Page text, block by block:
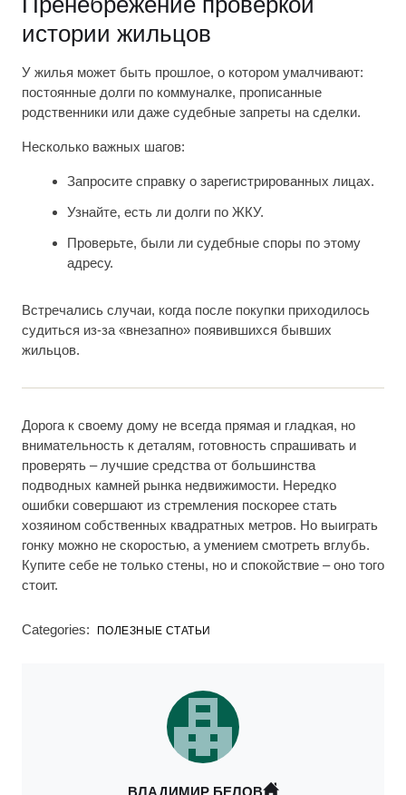
истории жильцов
У жилья может быть прошлое, о котором умалчивают:
постоянные долги по коммуналке, прописанные
родственники или даже судебные запреты на сделки.
Несколько важных шагов:
Запросите справку о зарегистрированных лицах.
Узнайте, есть ли долги по ЖКУ.
Проверьте, были ли судебные споры по этому
адресу.
Встречались случаи, когда после покупки приходилось
судиться из-за «внезапно» появившихся бывших
жильцов.
Дорога к своему дому не всегда прямая и гладкая, но
внимательность к деталям, готовность спрашивать и
проверять – лучшие средства от большинства
подводных камней рынка недвижимости. Нередко
ошибки совершают из стремления поскорее стать
хозяином собственных квадратных метров. Но выиграть
гонку можно не скоростью, а умением смотреть вглубь.
Купите себе не только стены, но и спокойствие – оно того
стоит.
Categories: ПОЛЕЗНЫЕ СТАТЬИ